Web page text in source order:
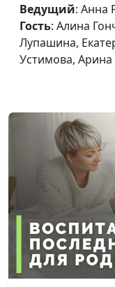
слишком
Эмоциональное
выгорание
женщины
Как повысить
самооценку
Ведущий: Анна
Гость: Алина
Лупашина,
Устимова,